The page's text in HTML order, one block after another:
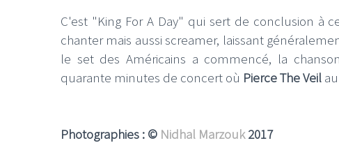
C'est "King For A Day" qui sert de conclusion à
chanter mais aussi screamer, laissant
le set des Américains a commencé, la
quarante minutes de concert où Pierce The Veil
Photographies : © Nidhal Marzouk2017